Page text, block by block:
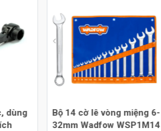
dùng
Bộ 14 cờ lê vòng miệng 6-
32mm Wadfow WSP1M14